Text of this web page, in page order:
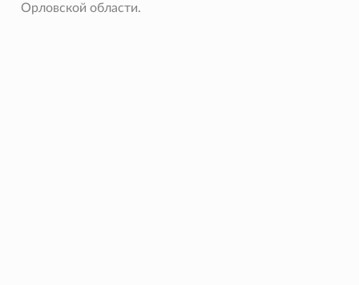
Орловской области.